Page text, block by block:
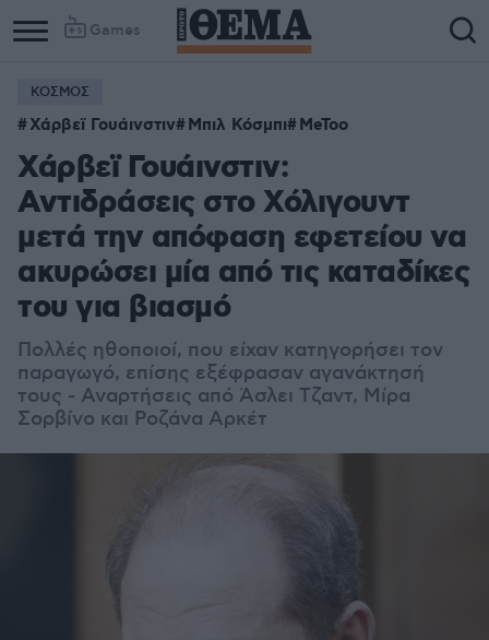
Games
ΚΟΣΜΟΣ
Χάρβεϊ Γουάινστιν Μπιλ Κόσμπι MeToo
Χάρβεϊ Γουάινστιν:
Αντιδράσεις στο Χόλιγουντ
μετά την απόφαση εφετείου να
ακυρώσει μία από τις καταδίκες
του για βιασμό
Πολλές ηθοποιοί, που είχαν κατηγορήσει τον
παραγωγό, επίσης εξέφρασαν αγανάκτησή
τους - Αναρτήσεις από Άσλει Τζαντ, Μίρα
Σορβίνο και Ροζάνα Αρκέτ